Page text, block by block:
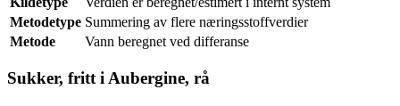
Metodetype Summering av flere næringsstoffverdier
Metode
Vann beregnet ved differanse
Sukker, fritt i Aubergine, rå